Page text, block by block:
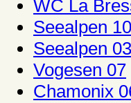
WC La
Seealpen
Seealpen
Vogesen 07
Chamonix